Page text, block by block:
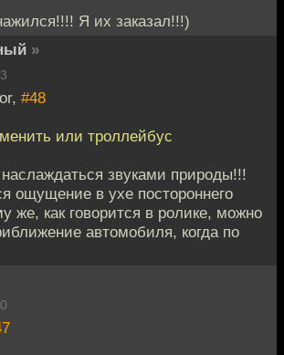
Я их заказал!!!)
»
#48
или троллейбус
звуками природы!!!
ощущение в ухе постороннего
же, как говорится в ролике, можно
автомобиля, когда по